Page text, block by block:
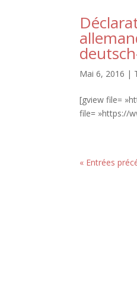
Mai 6, 2016 |
[gview file=
file= »https://
« Entrées